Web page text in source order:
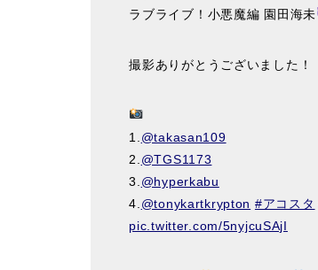
ラブライブ！小悪魔編 園田海未
撮影ありがとうございました！
1. @takasan109
2. @TGS1173
3. @hyperkabu
4. @tonykartkrypton #アコスタ
pic.twitter.com/5nyjcuSAjI